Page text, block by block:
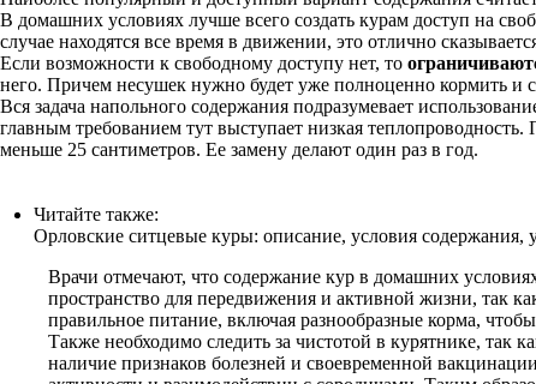
В домашних условиях лучше всего создать курам доступ на
случае находятся все время в движении, это отлично
Если возможности к свободному доступу нет, то
него. Причем несушек нужно будет уже полноценно кормить и
Вся задача напольного содержания подразумевает
главным требованием тут выступает низкая
меньше 25 сантиметров. Ее замену делают один раз в год.
Читайте также:
Орловские ситцевые куры: описание, условия содержания,
Врачи отмечают, что содержание кур в домашних
пространство для передвижения и активной жизни, так
правильное питание, включая разнообразные корма,
Также необходимо следить за чистотой в курятнике, так
наличие признаков болезней и своевременной